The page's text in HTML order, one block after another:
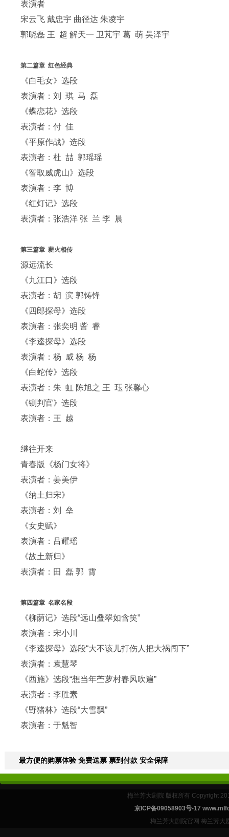
表演者
宋云飞 戴忠宇 曲径达 朱凌宇
郭晓磊 王 超 解天一 卫芃宇 葛 萌 吴泽宇
第二篇章 红色经典
《白毛女》选段
表演者：刘 琪 马 磊
《蝶恋花》选段
表演者：付 佳
《平原作战》选段
表演者：杜 喆 郭瑶瑶
《智取威虎山》选段
表演者：李 博
《红灯记》选段
表演者：张浩洋 张 兰 李 晨
第三篇章 薪火相传
源远流长
《九江口》选段
表演者：胡 滨 郭铸锋
《四郎探母》选段
表演者：张奕明 訾 睿
《李逵探母》选段
表演者：杨 威 杨 杨
《白蛇传》选段
表演者：朱 虹 陈旭之 王 珏 张馨心
《铡判官》选段
表演者：王 越
继往开来
青春版《杨门女将》
表演者：姜美伊
《纳土归宋》
表演者：刘 垒
《女史赋》
表演者：吕耀瑶
《故土新归》
表演者：田 磊 郭 霄
第四篇章 名家名段
《柳荫记》选段“远山叠翠如含笑”
表演者：宋小川
《李逵探母》选段“大不该儿打伤人把大祸闯下”
表演者：袁慧琴
《西施》选段“想当年苎萝村春风吹遍”
表演者：李胜素
《野猪林》选段“大雪飘”
表演者：于魁智
最方便的购票体验 免费送票 票到付款 安全保障
梅兰芳大剧院 版权所有 Copyright
京ICP备09058903号-17
梅兰芳大剧院官网 梅兰芳大